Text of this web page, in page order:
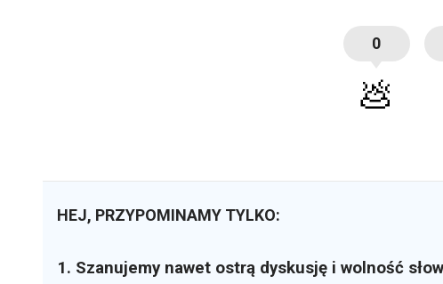
0
💩
HEJ, PRZYPOMINAMY TYLKO:
1. Szanujemy nawet ostrą dyskusję i wolność